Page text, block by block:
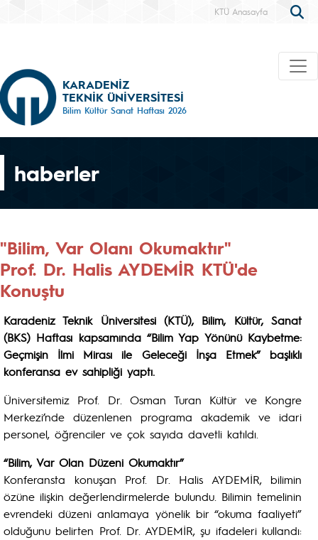
KTÜ Anasayfa
KARADENİZ
TEKNİK ÜNİVERSİTESİ
Bilim Kültür Sanat Haftası 2026
haberler
"Bilim, Var Olanı Okumaktır"
Prof. Dr. Halis AYDEMİR KTÜ'de
Konuştu
Karadeniz Teknik Üniversitesi (KTÜ), Bilim, Kültür, Sanat
(BKS) Haftası kapsamında “Bilim Yap Yönünü Kaybetme:
Geçmişin İlmi Mirası ile Geleceği İnşa Etmek” başlıklı
konferansa ev sahipliği yaptı.
Üniversitemiz Prof. Dr. Osman Turan Kültür ve Kongre
Merkezi’nde düzenlenen programa akademik ve idari
personel, öğrenciler ve çok sayıda davetli katıldı.
“Bilim, Var Olan Düzeni Okumaktır”
Konferansta konuşan Prof. Dr. Halis AYDEMİR, bilimin
özüne ilişkin değerlendirmelerde bulundu. Bilimin temelinin
evrendeki düzeni anlamaya yönelik bir “okuma faaliyeti”
olduğunu belirten Prof. Dr. AYDEMİR, şu ifadeleri kullandı: